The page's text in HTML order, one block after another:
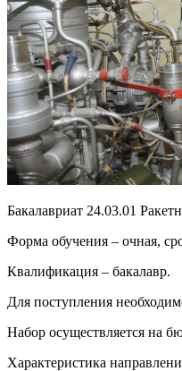
Бакалавриат 24.03.01
Форма обучения – очная,
Квалификация – бакалавр.
Для поступления
Набор осуществляется на
Характеристика